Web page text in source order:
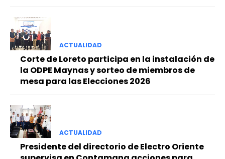
ACTUALIDAD
Corte de Loreto participa en la instalación de
la ODPE Maynas y sorteo de miembros de
mesa para las Elecciones 2026
ACTUALIDAD
Presidente del directorio de Electro Oriente